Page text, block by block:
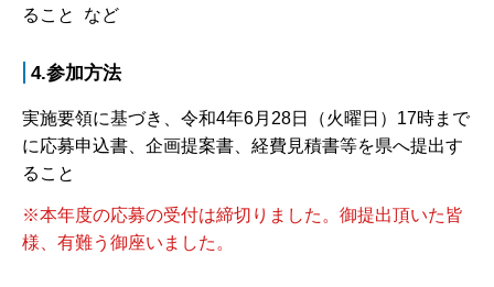
ること など
4.参加方法
実施要領に基づき、令和4年6月28日（火曜日）17時まで
に応募申込書、企画提案書、経費見積書等を県へ提出す
ること
※本年度の応募の受付は締切りました。御提出頂いた皆
様、有難う御座いました。